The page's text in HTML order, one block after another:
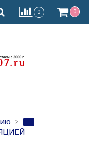
0 0
-